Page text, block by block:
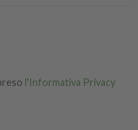
l'Informativa Privacy